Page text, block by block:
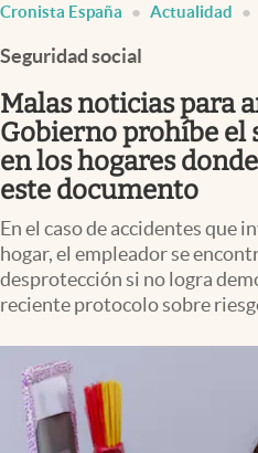
España
Cronista España Actualidad
Seguridad social
Malas noticias para
Gobierno prohíbe el
en los hogares
este documento
En el caso de accidentes que
hogar, el empleador se
desprotección si no logra
reciente protocolo sobre